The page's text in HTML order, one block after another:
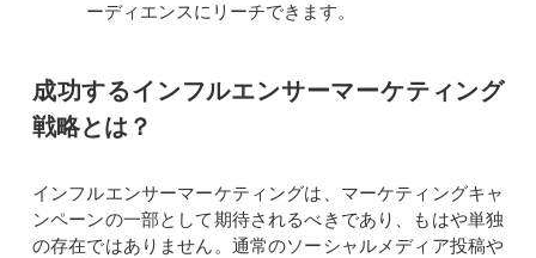
ーディエンスにリーチできます。
成功するインフルエンサーマーケティング
戦略とは？
インフルエンサーマーケティングは、マーケティングキャ
ンペーンの一部として期待されるべきであり、もはや単独
の存在ではありません。通常のソーシャルメディア投稿や